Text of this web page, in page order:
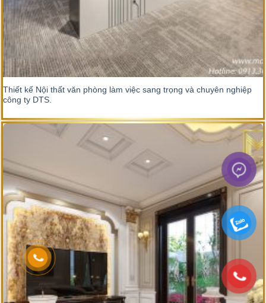
Thiết kế Nội thất văn phòng làm việc sang trọng và chuyên nghiệp
công ty DTS.